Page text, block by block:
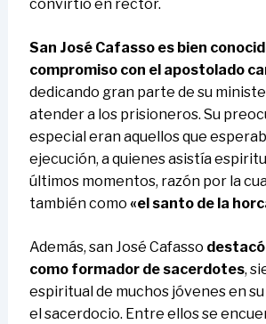
convirtió en rector.
San José Cafasso es bien
compromiso con el apostolado
dedicando gran parte de su
atender a los prisioneros. Su
especial eran aquellos que
ejecución, a quienes asistía
últimos momentos, razón por la
también como «el santo de la
Además, san José Cafasso
como formador de sacerdotes,
espiritual de muchos jóvenes en
el sacerdocio. Entre ellos se